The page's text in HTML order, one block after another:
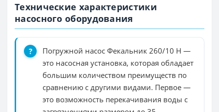
Технические характеристики
насосного оборудования
Погружной насос Фекальник 260/10 Н —
это насосная установка, которая обладает
большим количеством преимуществ по
сравнению с другими видами. Первое —
это возможность перекачивания воды с